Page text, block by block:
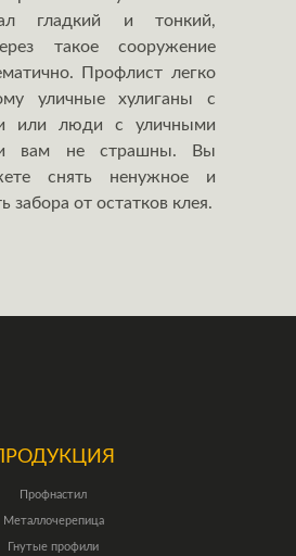
гладкий и тонкий,
такое сооружение
Профлист легко
уличные хулиганы с
или люди с уличными
вам не страшны. Вы
снять ненужное и
забора от остатков клея.
Профнастил
Металлочерепица
Гнутые профили